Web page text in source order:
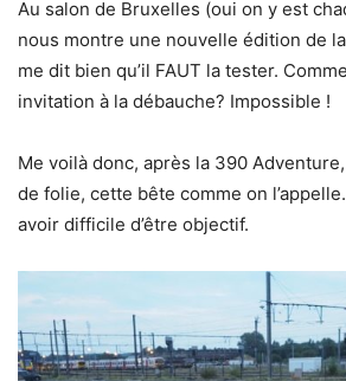
Au salon de Bruxelles (oui on y est
nous montre une nouvelle édition de
me dit bien qu’il FAUT la tester.
invitation à la débauche? Impossible !
Me voilà donc, après la 390
de folie, cette bête comme on
avoir difficile d’être objectif.